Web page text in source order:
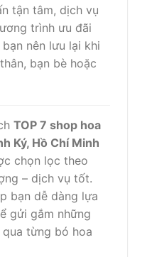
tận tâm, dịch vụ
trình ưu đãi
nên lưu lại khi
bạn bè hoặc
TOP 7 shop hoa
Ký, Hồ Chí Minh
chọn lọc theo
– dịch vụ tốt.
bạn dễ dàng lựa
gửi gắm những
từng bó hoa